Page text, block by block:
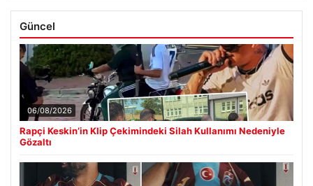
Güncel
06/08/2026
Rapçi Keskin’in Klip Çekimindeki Silah Kullanımı Nedeniyle
Gözaltı